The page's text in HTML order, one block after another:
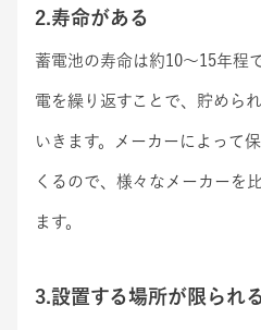
2.寿命がある
蓄電池の寿命は約10～15年程
電を繰り返すことで、貯めら
いきます。メーカーによって
くるので、様々なメーカーを
ます。
3.設置する場所が限られ